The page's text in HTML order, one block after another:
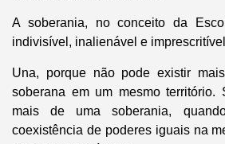
A soberania, no conceito da
indivisível, inalienável e
Una, porque não pode existir
soberana em um mesmo território.
mais de uma soberania,
coexistência de poderes iguais na